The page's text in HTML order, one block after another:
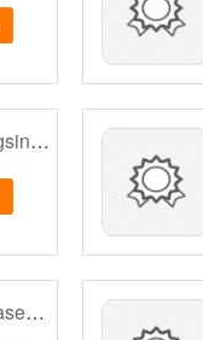
Phasenverschiebendes Beugungsinterferometer mit Doppelpinhole und gro?er Apertur und Testverfahren
Durch reaktionskontrollierten Phasentransferkatalysator katalysiertes Oxidationsreaktionsverfahren